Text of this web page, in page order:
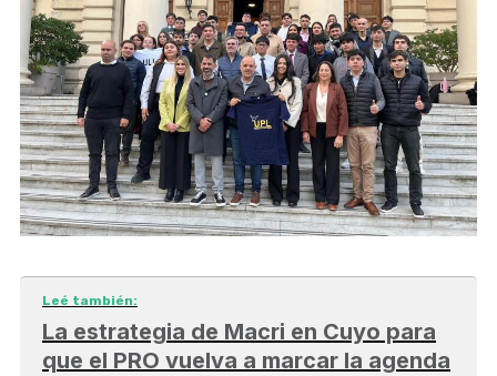
Leé también:
La estrategia de Macri en Cuyo para
que el PRO vuelva a marcar la agenda